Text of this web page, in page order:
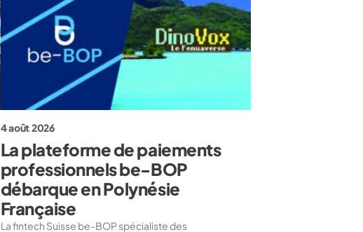
4 août 2026
La plateforme de paiements
professionnels be-BOP
débarque en Polynésie
Française
La fintech Suisse be-BOP spécialiste des